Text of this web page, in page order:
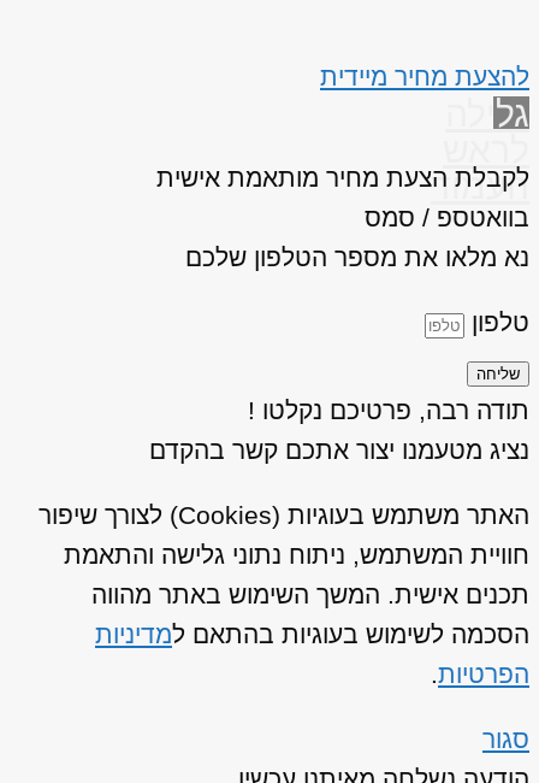
להצעת מחיר מיידית
גלילה
העמוד
לקבלת הצעת מחיר מותאמת אישית
בוואטספ / סמס
נא מלאו את מספר הטלפון שלכם
טלפון
שליחה
תודה רבה, פרטיכם נקלטו !
נציג מטעמנו יצור אתכם קשר בהקדם
האתר משתמש בעוגיות (Cookies) לצורך שיפור
חוויית המשתמש, ניתוח נתוני גלישה והתאמת
תכנים אישית. המשך השימוש באתר מהווה
הסכמה לשימוש בעוגיות בהתאם למדיניות
הפרטיות.
סגור